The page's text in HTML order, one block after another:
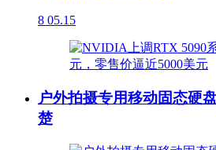
8 05.15
户外拍摄专用移动固态硬
楚